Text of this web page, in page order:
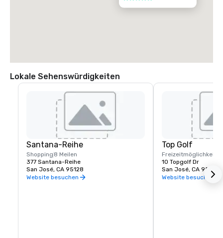
Lokale Sehenswürdigkeiten
Santana-Reihe
Shopping 8 Meilen
377 Santana-Reihe
San José, CA 95128
Website besuchen
Top Golf
Freizeitmöglichkeiten
10 Topgolf Dr
San José, CA 95002
Website besuchen